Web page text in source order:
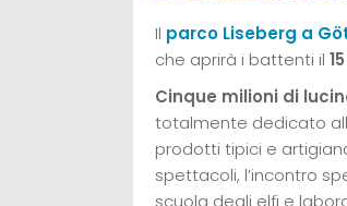
Il parco Liseberg a
che aprirà i battenti il
Cinque milioni di
totalmente dedicato
prodotti tipici e
spettacoli, l’incontro